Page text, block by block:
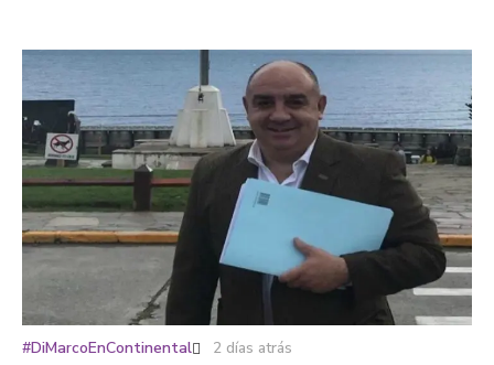
#DiMarcoEnContinental 2 días atrás